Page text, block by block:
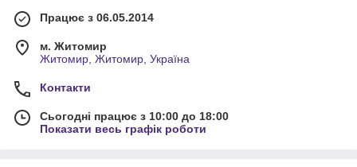
Працює з 06.05.2014
м. Житомир
Житомир, Житомир, Україна
Контакти
Сьогодні працює з 10:00 до 18:00
Показати весь графік роботи